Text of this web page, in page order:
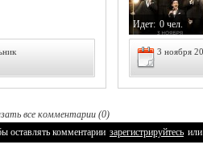
Идет: 0 чел.
3 ноября
все комментарии (0)
оставлять комментарии зарегистрируйтесь или